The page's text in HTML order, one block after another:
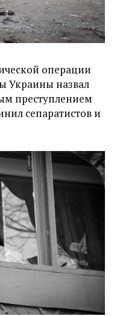
операции
Украины назвал
преступлением
сепаратистов и